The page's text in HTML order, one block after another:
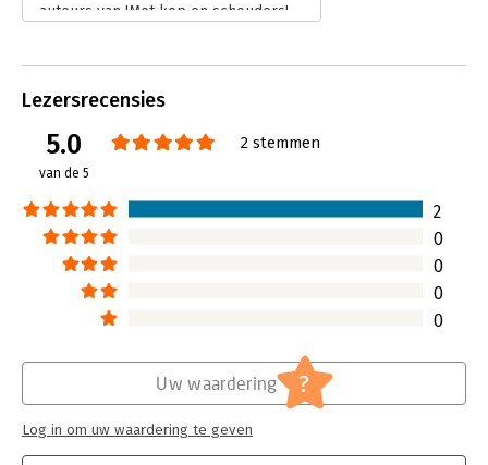
auteurs van 'Met kop en schouders'
Lees verder
Lezersrecensies
5.0
van de 5
2 stemmen
2
0
0
0
0
Uw waardering ?
Log in om uw waardering te geven